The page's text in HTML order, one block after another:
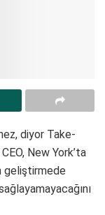
diyor Take-
New York’ta
geliştirmede